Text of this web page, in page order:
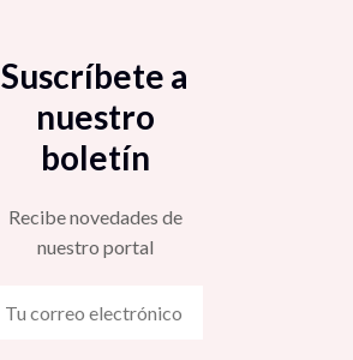
Suscríbete a
nuestro
boletín
Recibe novedades de
nuestro portal